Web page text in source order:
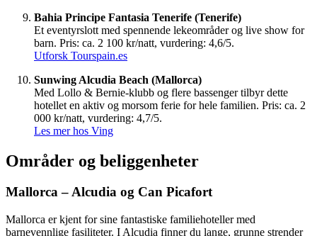
Bahia Principe Fantasia Tenerife (Tenerife)
Et eventyrslott med spennende lekeområder og live show for
barn. Pris: ca. 2 100 kr/natt, vurdering: 4,6/5.
Utforsk Tourspain.es
Sunwing Alcudia Beach (Mallorca)
Med Lollo & Bernie-klubb og flere bassenger tilbyr dette
hotellet en aktiv og morsom ferie for hele familien. Pris: ca. 2
000 kr/natt, vurdering: 4,7/5.
Les mer hos Ving
Områder og beliggenheter
Mallorca – Alcudia og Can Picafort
Mallorca er kjent for sine fantastiske familiehoteller med
barnevennlige fasiliteter. I Alcudia finner du lange, grunne strender